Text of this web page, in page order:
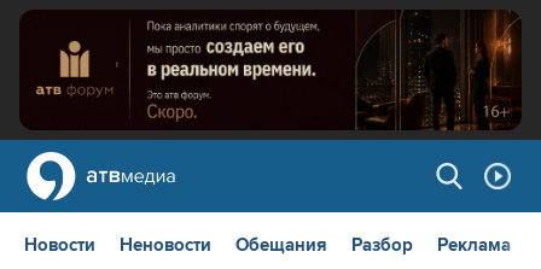
Новости Неновости Обещания Разбор Реклама